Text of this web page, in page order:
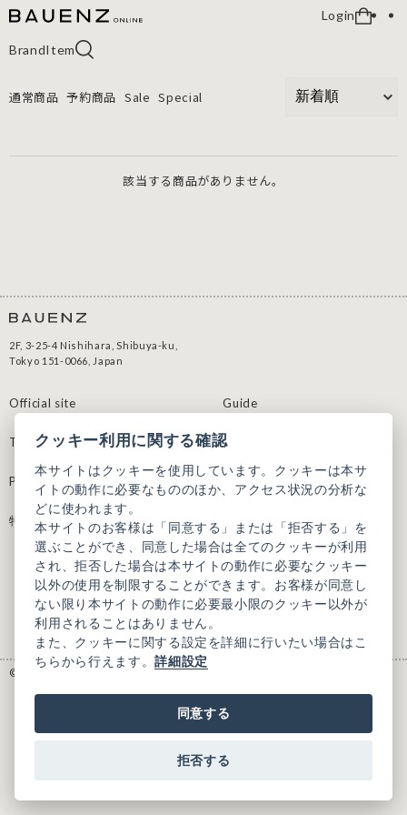
Login
BrandItem
通常商品 予約商品 Sale Special
該当する商品がありません。
2F, 3-25-4 Nishihara, Shibuya-ku,
Tokyo 151-0066, Japan
Official site
Terms of Use
Privacy Policy
特定商取引法に基づく表記
Guide
Contact
© 2025 BAUENZ
クッキー利用に関する確認
本サイトはクッキーを使用しています。クッキーは本サ
イトの動作に必要なもののほか、アクセス状況の分析な
どに使われます。
本サイトのお客様は「同意する」または「拒否する」を
選ぶことができ、同意した場合は全てのクッキーが利用
され、拒否した場合は本サイトの動作に必要なクッキー
以外の使用を制限することができます。お客様が同意し
ない限り本サイトの動作に必要最小限のクッキー以外が
利用されることはありません。
また、クッキーに関する設定を詳細に行いたい場合はこ
ちらから行えます。詳細設定
同意する
拒否する